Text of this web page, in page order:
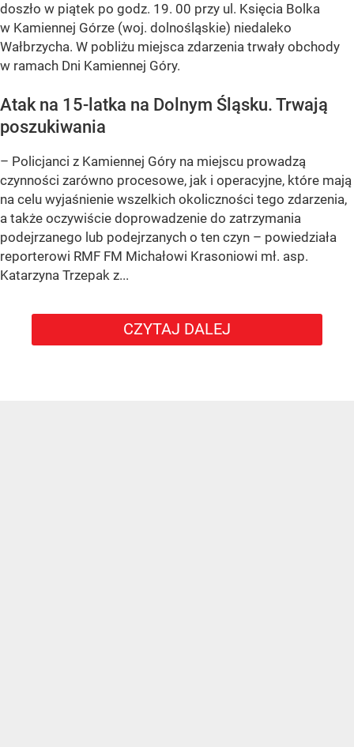
doszło w piątek po godz. 19. 00 przy ul. Księcia Bolka
w Kamiennej Górze (woj. dolnośląskie) niedaleko
Wałbrzycha. W pobliżu miejsca zdarzenia trwały obchody
w ramach Dni Kamiennej Góry.
Atak na 15-latka na Dolnym Śląsku. Trwają
poszukiwania
– Policjanci z Kamiennej Góry na miejscu prowadzą
czynności zarówno procesowe, jak i operacyjne, które mają
na celu wyjaśnienie wszelkich okoliczności tego zdarzenia,
a także oczywiście doprowadzenie do zatrzymania
podejrzanego lub podejrzanych o ten czyn – powiedziała
reporterowi RMF FM Michałowi Krasoniowi mł. asp.
Katarzyna Trzepak z...
CZYTAJ DALEJ